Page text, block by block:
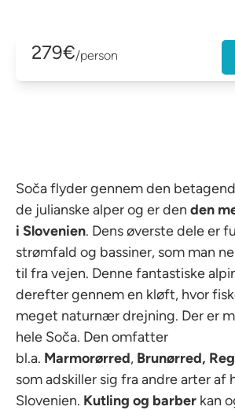
279€/person
Soča flyder gennem den
de julianske alper og er den den
i Slovenien. Dens øverste dele er
strømfald og bassiner, som man
til fra vejen. Denne fantastiske
derefter gennem en kløft, hvor
meget naturnær drejning. Der er
hele Soča. Den omfatter
bl.a. Marmorørred, Brunørred,
som adskiller sig fra andre arter af
Slovenien. Kutling og barber kan